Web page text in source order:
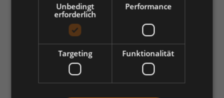
Anschließend kann anhand des Verhaltens der Nutzer,
Interaktion mit den Elementen, festgestellt werden,
Bedürfnissen der Nutzer entsprechen.
Unbedingt
erforderlich
Performance
Targeting Funktionalität